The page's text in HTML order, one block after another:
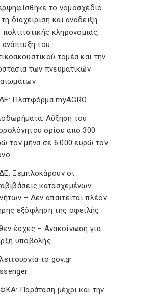
το νομοσχέδιο
τη διαχείριση και ανάδειξη
πολιτιστικής κληρονομιάς,
ανάπτυξη του
τομέα και την
των πνευματικών
Πλατφόρμα myAGRO
Αύξηση του
ορίου από 300
τον μήνα σε 6.000 ευρώ τον
Ξεμπλοκάρουν οι
κατασχεμένων
– Δεν απαιτείται πλέον
εξόφληση της οφειλής
έσχες – Ανακοίνωση για
υποβολής
το gov.gr
Παράταση μέχρι και την